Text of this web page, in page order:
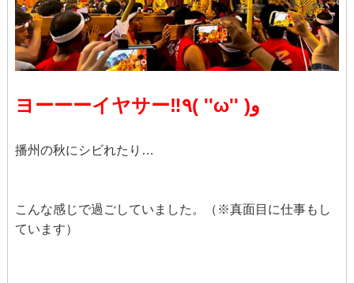
ヨーーーイヤサー‼٩( ''ω'' )و
播州の秋にシビれたり…
こんな感じで過ごしていました。（※真面目に仕事もし
ています）